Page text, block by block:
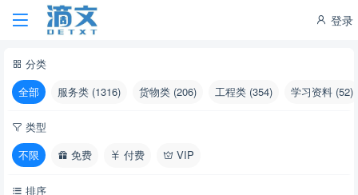
登录
分类
全部
服务类 (1316) 货物类 (206) 工程类 (354) 学习资料 (52)
类型
不限
免费 付费 VIP
排序